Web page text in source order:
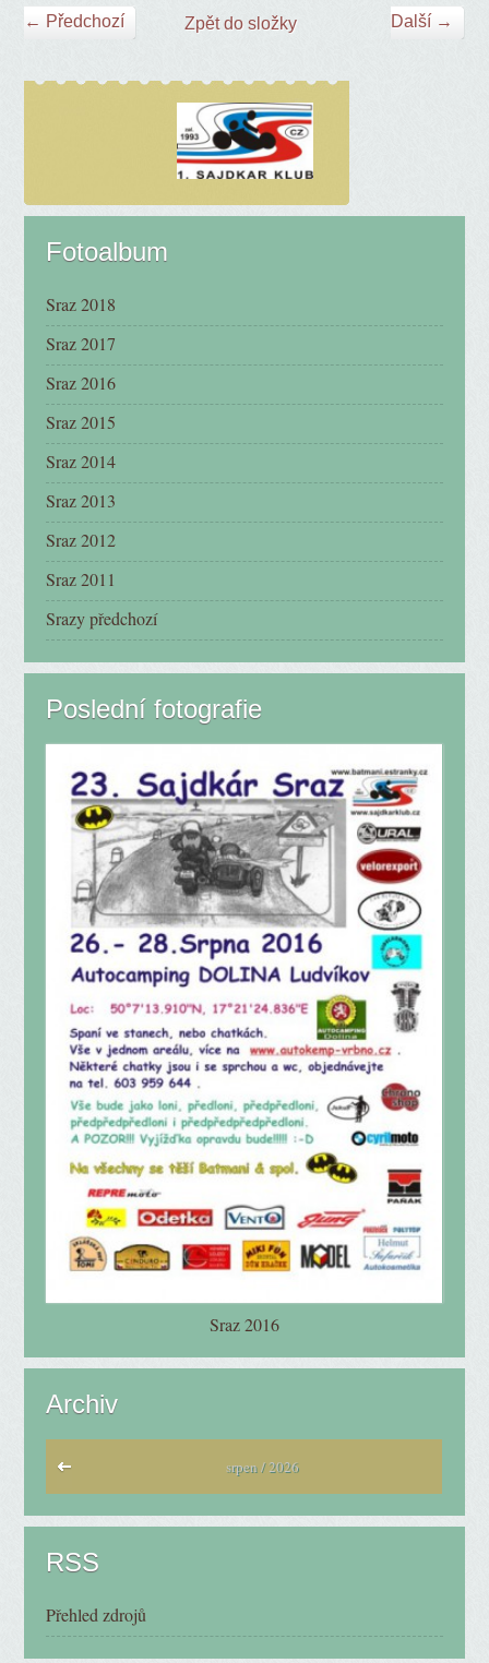
← Předchozí Další →
Zpět do složky
Fotoalbum
Sraz 2018
Sraz 2017
Sraz 2016
Sraz 2015
Sraz 2014
Sraz 2013
Sraz 2012
Sraz 2011
Srazy předchozí
Poslední fotografie
Sraz 2016
Archiv
srpen / 2026
RSS
Přehled zdrojů